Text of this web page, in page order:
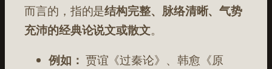
而言的，指的是结构完整、脉络清晰、气势
充沛的经典论说文或散文。
例如： 贾谊《过秦论》、韩愈《原